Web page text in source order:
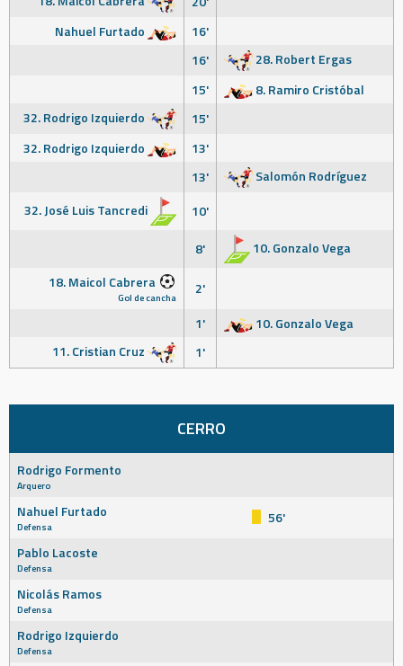
Nahuel Furtado
16'
16'
28. Robert Ergas
15'
8. Ramiro Cristóbal
32. Rodrigo Izquierdo
15'
32. Rodrigo Izquierdo
13'
13'
Salomón Rodríguez
32. José Luis Tancredi
10'
8'
10. Gonzalo Vega
18. Maicol Cabrera
Gol de cancha
2'
1'
10. Gonzalo Vega
11. Cristian Cruz
1'
CERRO
Rodrigo Formento
Arquero
Nahuel Furtado
Defensa
56'
Pablo Lacoste
Defensa
Nicolás Ramos
Defensa
Rodrigo Izquierdo
Defensa